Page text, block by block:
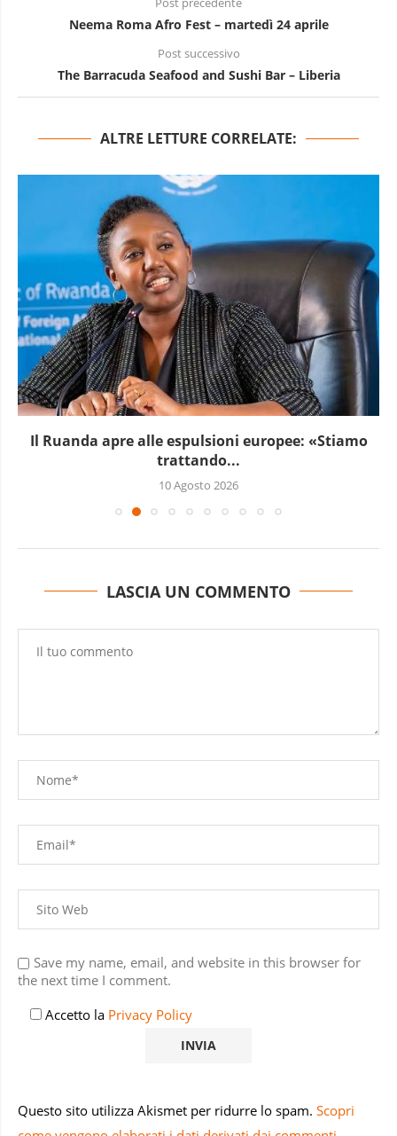
Post precedente
Neema Roma Afro Fest – martedì 24 aprile
Post successivo
The Barracuda Seafood and Sushi Bar – Liberia
ALTRE LETTURE CORRELATE:
Il Ruanda apre alle espulsioni europee: «Stiamo
trattando...
10 Agosto 2026
LASCIA UN COMMENTO
Save my name, email, and website in this browser for
the next time I comment.
Accetto la Privacy Policy
Questo sito utilizza Akismet per ridurre lo spam. Scopri